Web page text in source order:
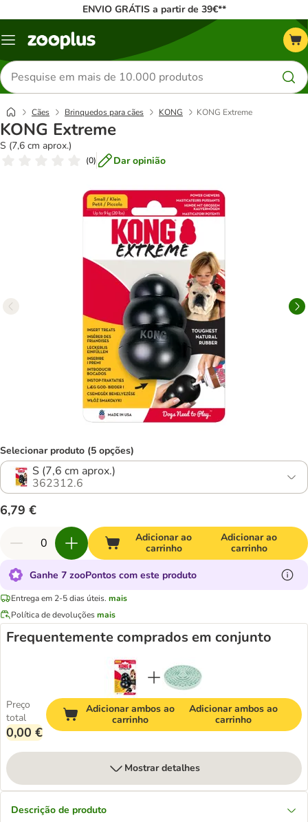
ENVIO GRÁTIS a partir de 39€**
Menu
Pesquisar
produtos
Cães Brinquedos para cães KONG KONG Extreme
KONG Extreme
S (7,6 cm aprox.)
(0) Dar opinião
Selecionar produto (5 opções)
S (7,6 cm aprox.)
362312.6
6,79 €
Adicionar ao
carrinho
Adicionar ao
carrinho
Ganhe 7 zooPontos com este produto
Entrega em 2-5 dias úteis. mais
Política de devoluçõesmais
Frequentemente comprados em conjunto
Preço
total
0,00 €
Adicionar ambos ao
carrinho
Adicionar ambos ao
carrinho
Mostrar detalhes
Descrição de produto